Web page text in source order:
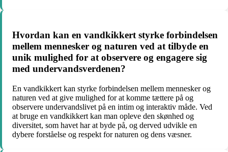
Hvordan kan en vandkikkert styrke forbindelsen
mellem mennesker og naturen ved at tilbyde en
unik mulighed for at observere og engagere sig
med undervandsverdenen?
En vandkikkert kan styrke forbindelsen mellem mennesker og
naturen ved at give mulighed for at komme tættere på og
observere undervandslivet på en intim og interaktiv måde. Ved
at bruge en vandkikkert kan man opleve den skønhed og
diversitet, som havet har at byde på, og derved udvikle en
dybere forståelse og respekt for naturen og dens væsner.